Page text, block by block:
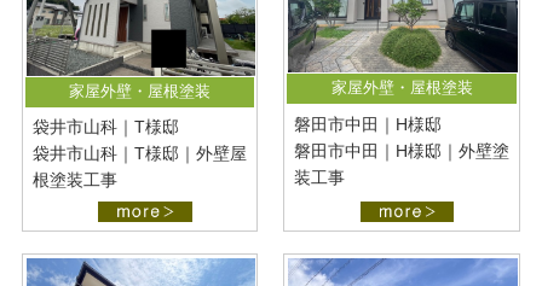
プライバシーポリシー
家屋外壁・屋根塗装
袋井市山科｜T様邸
袋井市山科｜T様邸｜外壁屋
根塗装工事
家屋外壁・屋根塗装
磐田市中田｜H様邸
磐田市中田｜H様邸｜外壁塗
装工事